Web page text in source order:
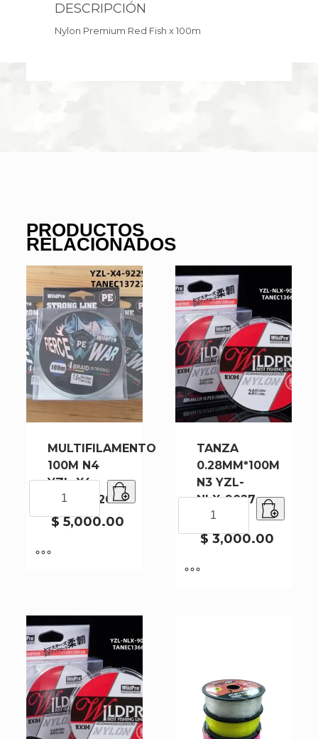
DESCRIPCIÓN
Nylon Premium Red Fish x 100m
PRODUCTOS
RELACIONADOS
MULTIFILAMENTO
100M N4
YZL-X4-
9234 – 320
$5,000.00
MULTIFILAMENTO
N4
X4-
TANZA
0.28MM*100M
N3 YZL-
NLX-9027 –
320
$3,000.00
0.28MM*100M
N3
NLX-